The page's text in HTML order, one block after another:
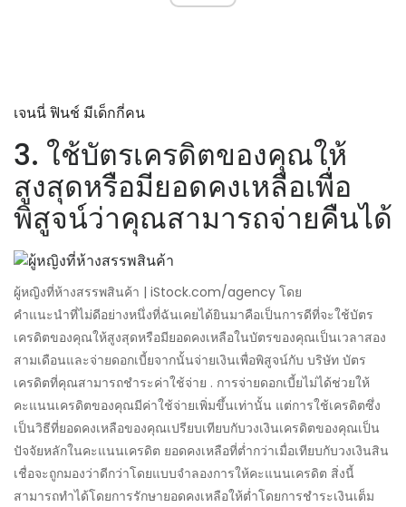
เจนนี่ ฟินช์ มีเด็กกี่คน
3. ใช้บัตรเครดิตของคุณให้
สูงสุดหรือมียอดคงเหลือเพื่อ
พิสูจน์ว่าคุณสามารถจ่ายคืนได้
ผู้หญิงที่ห้างสรรพสินค้า | iStock.com/agency โดย
คำแนะนำที่ไม่ดีอย่างหนึ่งที่ฉันเคยได้ยินมาคือเป็นการดีที่จะใช้บัตร
เครดิตของคุณให้สูงสุดหรือมียอดคงเหลือในบัตรของคุณเป็นเวลาสอง
สามเดือนและจ่ายดอกเบี้ยจากนั้นจ่ายเงินเพื่อพิสูจน์กับ บริษัท บัตร
เครดิตที่คุณสามารถชำระค่าใช้จ่าย . การจ่ายดอกเบี้ยไม่ได้ช่วยให้
คะแนนเครดิตของคุณมีค่าใช้จ่ายเพิ่มขึ้นเท่านั้น แต่การใช้เครดิตซึ่ง
เป็นวิธีที่ยอดคงเหลือของคุณเปรียบเทียบกับวงเงินเครดิตของคุณเป็น
ปัจจัยหลักในคะแนนเครดิต ยอดคงเหลือที่ต่ำกว่าเมื่อเทียบกับวงเงินสิน
เชื่อจะถูกมองว่าดีกว่าโดยแบบจำลองการให้คะแนนเครดิต สิ่งนี้
สามารถทำได้โดยการรักษายอดคงเหลือให้ต่ำโดยการชำระเงินเต็ม